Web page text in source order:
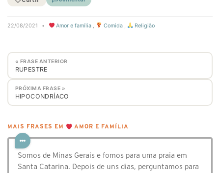
22/08/2021 • Amor e família , Comida, Religião
« FRASE ANTERIOR
RUPESTRE
PRÓXIMA FRASE »
HIPOCONDRÍACO
MAIS FRASES EM AMOR E FAMÍLIA
Somos de Minas Gerais e fomos para uma praia em
Santa Catarina. Depois de uns dias, perguntamos para